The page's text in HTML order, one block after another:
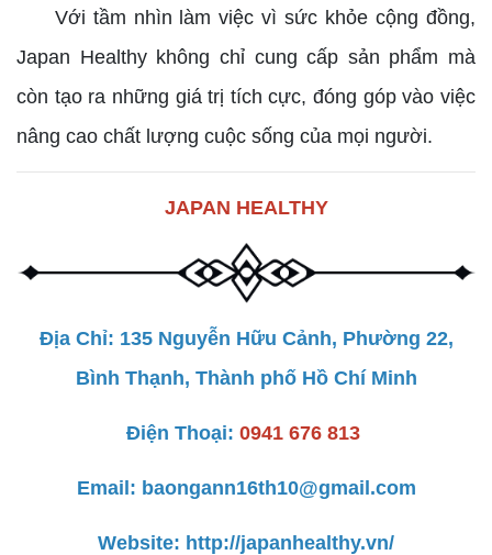
Với tầm nhìn làm việc vì sức khỏe cộng đồng,
Japan Healthy không chỉ cung cấp sản phẩm mà
còn tạo ra những giá trị tích cực, đóng góp vào việc
nâng cao chất lượng cuộc sống của mọi người.
JAPAN HEALTHY
Địa Chỉ: 135 Nguyễn Hữu Cảnh, Phường 22,
Bình Thạnh, Thành phố Hồ Chí Minh
Điện Thoại: 0941 676 813
Email: baongann16th10@gmail.com
Website: http://japanhealthy.vn/